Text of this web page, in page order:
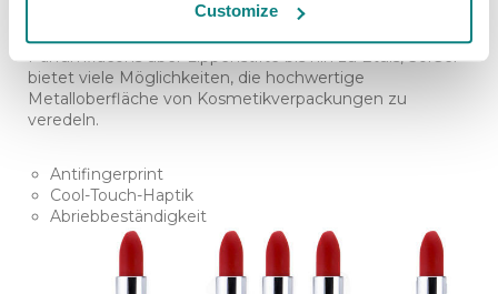
Customize
In der Kosmetikindustrie spiegeln Ästhetik und Eleganz
der Verpackung die Qualität des Produktes wider. Von
Parfumflacons über Lippenstifte bis hin zu Etuis, SolGel
bietet viele Möglichkeiten, die hochwertige
Metalloberfläche von Kosmetikverpackungen zu
veredeln.
Antifingerprint
Cool-Touch-Haptik
Abriebbeständigkeit